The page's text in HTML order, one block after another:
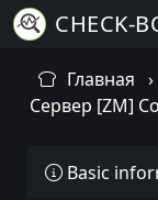
CHECK-
Главная
Сервер [ZM]
Basic